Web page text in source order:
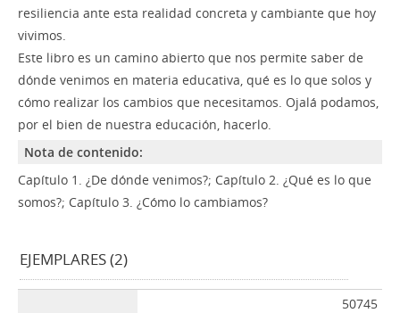
resiliencia ante esta realidad concreta y cambiante que hoy
vivimos.
Este libro es un camino abierto que nos permite saber de
dónde venimos en materia educativa, qué es lo que solos y
cómo realizar los cambios que necesitamos. Ojalá podamos,
por el bien de nuestra educación, hacerlo.
Nota de contenido:
Capítulo 1. ¿De dónde venimos?; Capítulo 2. ¿Qué es lo que
somos?; Capítulo 3. ¿Cómo lo cambiamos?
EJEMPLARES (2)
50745